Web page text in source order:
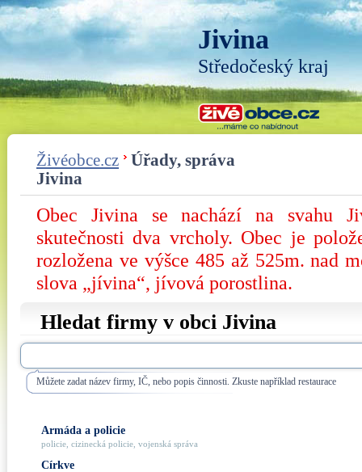
Jivina
Středočeský kraj
Živéobce.cz
Úřady, správa
Jivina
Obec Jivina se nachází na svahu
skutečnosti dva vrcholy. Obec je
rozložena ve výšce 485 až 525m. nad
slova „jívina“, jívová porostlina.
Hledat firmy v obci Jivina
Můžete zadat název firmy, IČ, nebo popis činnosti. Zkuste například restaurace
Armáda a policie
policie, cizinecká policie, vojenská správa
Církve